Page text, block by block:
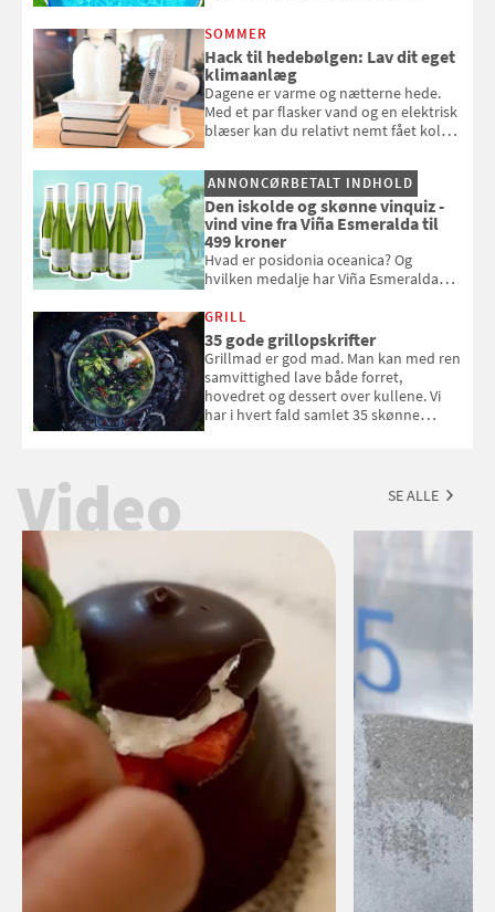
opmærksom, når du smider
badebassinet eller et badedyr ud
SOMMER
Hack til hedebølgen: Lav dit eget
klimaanlæg
Dagene er varme og nætterne hede.
Med et par flasker vand og en elektrisk
blæser kan du relativt nemt fået koldt
og se, hvordan du gør
ANNONCØRBETALT INDHOLD
Den iskolde og skønne vinquiz -
vind vine fra Viña Esmeralda til
499 kroner
Hvad er posidonia oceanica? Og
hvilken medalje har Viña Esmeralda
med i Samvirkes skønne vinquiz, hvor
du kan vinde 6 flasker vin fra Viña
Esmeralda. Konkurrencen slutter 1.
september 2026.
GRILL
35 gode grillopskrifter
Grillmad er god mad. Man kan med ren
samvittighed lave både forret,
hovedret og dessert over kullene. Vi
har i hvert fald samlet 35 skønne
Video SE ALLE